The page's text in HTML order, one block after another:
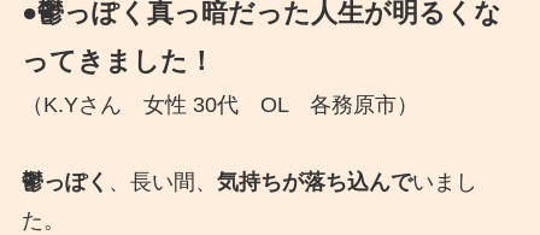
●鬱っぽく真っ暗だった人生が明るくな
ってきました！
（K.Yさん 女性 30代 OL 各務原市）
鬱っぽく 、長い間、 気持ちが落ち込んでいまし
た。